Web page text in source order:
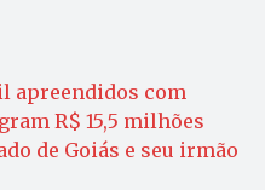
apreendidos com
R$ 15,5 milhões
de Goiás e seu irmão